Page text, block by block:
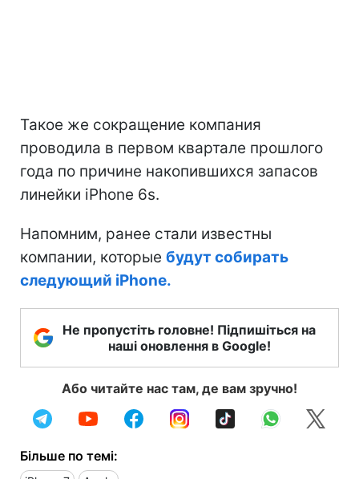
Такое же сокращение компания
проводила в первом квартале прошлого
года по причине накопившихся запасов
линейки iPhone 6s.
Напомним, ранее стали известны
компании, которые будут собирать
следующий iPhone.
Не пропустіть головне! Підпишіться на
наші оновлення в Google!
Або читайте нас там, де вам зручно!
Більше по темі: